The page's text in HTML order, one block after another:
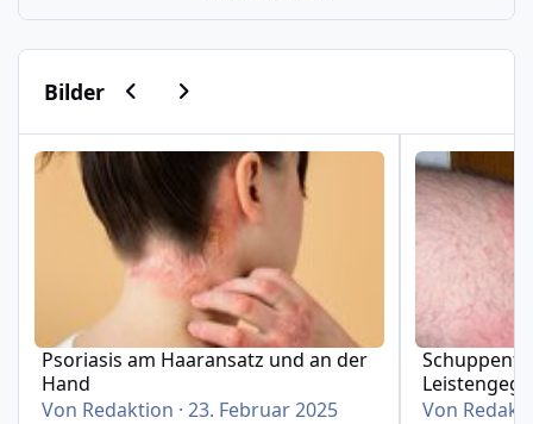
BilderVorherige Karussell-Folie
Nächste Karussell-Folie
Psoriasis am Haaransatz und an der Hand
Psoriasis am Haaransatz und an der
Hand
Von Redaktion ·23. Februar 2025
Von